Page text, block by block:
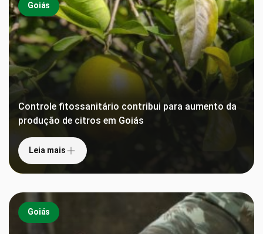
Goiás
Controle fitossanitário contribui para aumento da
produção de citros em Goiás
Leia mais
Goiás